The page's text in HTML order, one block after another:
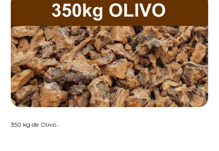
350 kg de Olivo...